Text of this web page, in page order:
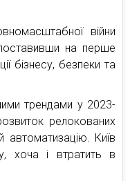
війни
на перше
бізнесу, безпеки та
трендами у 2023-
релокованих
й автоматизацію. Київ
хоча і втратить в